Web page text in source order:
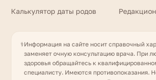
Калькулятор даты родов
⚕️Информация на сайте носит справочный
заменяет очную консультацию врача. При
здоровья обращайтесь к
специалисту. Имеются противопоказания.